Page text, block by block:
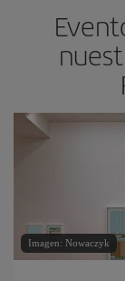
Imagen: Nowaczyk